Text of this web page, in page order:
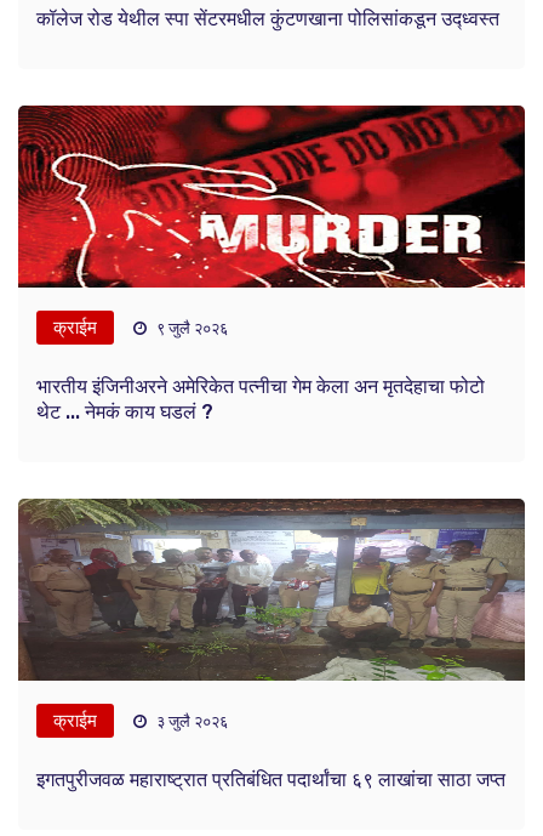
कॉलेज रोड येथील स्पा सेंटरमधील कुंटणखाना पोलिसांकडून उद्ध्वस्त
क्राईम ९ जुलै २०२६
भारतीय इंजिनीअरने अमेरिकेत पत्नीचा गेम केला अन मृतदेहाचा फोटो
थेट ... नेमकं काय घडलं ?
क्राईम ३ जुलै २०२६
इगतपुरीजवळ महाराष्ट्रात प्रतिबंधित पदार्थांचा ६९ लाखांचा साठा जप्त